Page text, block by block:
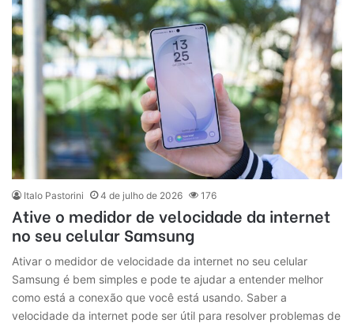
Italo Pastorini 4 de julho de 2026 176
Ative o medidor de velocidade da internet
no seu celular Samsung
Ativar o medidor de velocidade da internet no seu celular
Samsung é bem simples e pode te ajudar a entender melhor
como está a conexão que você está usando. Saber a
velocidade da internet pode ser útil para resolver problemas de